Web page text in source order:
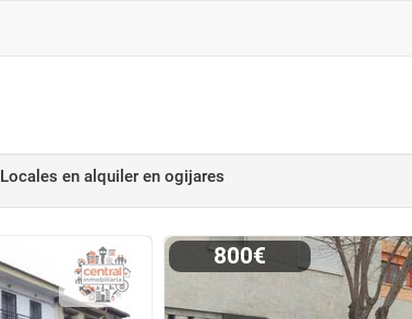
Locales en alquiler en ogijares
800€